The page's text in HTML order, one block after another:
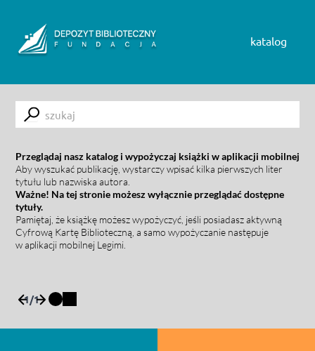
katalog
Submit
Przeglądaj nasz katalog i wypożyczaj książki w aplikacji mobilnej
Aby wyszukać publikację, wystarczy wpisać kilka pierwszych liter
tytułu lub nazwiska autora.
Ważne! Na tej stronie możesz wyłącznie przeglądać dostępne
tytuły.
Pamiętaj, że książkę możesz wypożyczyć, jeśli posiadasz aktywną
Cyfrową Kartę Biblioteczną, a samo wypożyczanie następuje
w aplikacji mobilnej Legimi.
1/1